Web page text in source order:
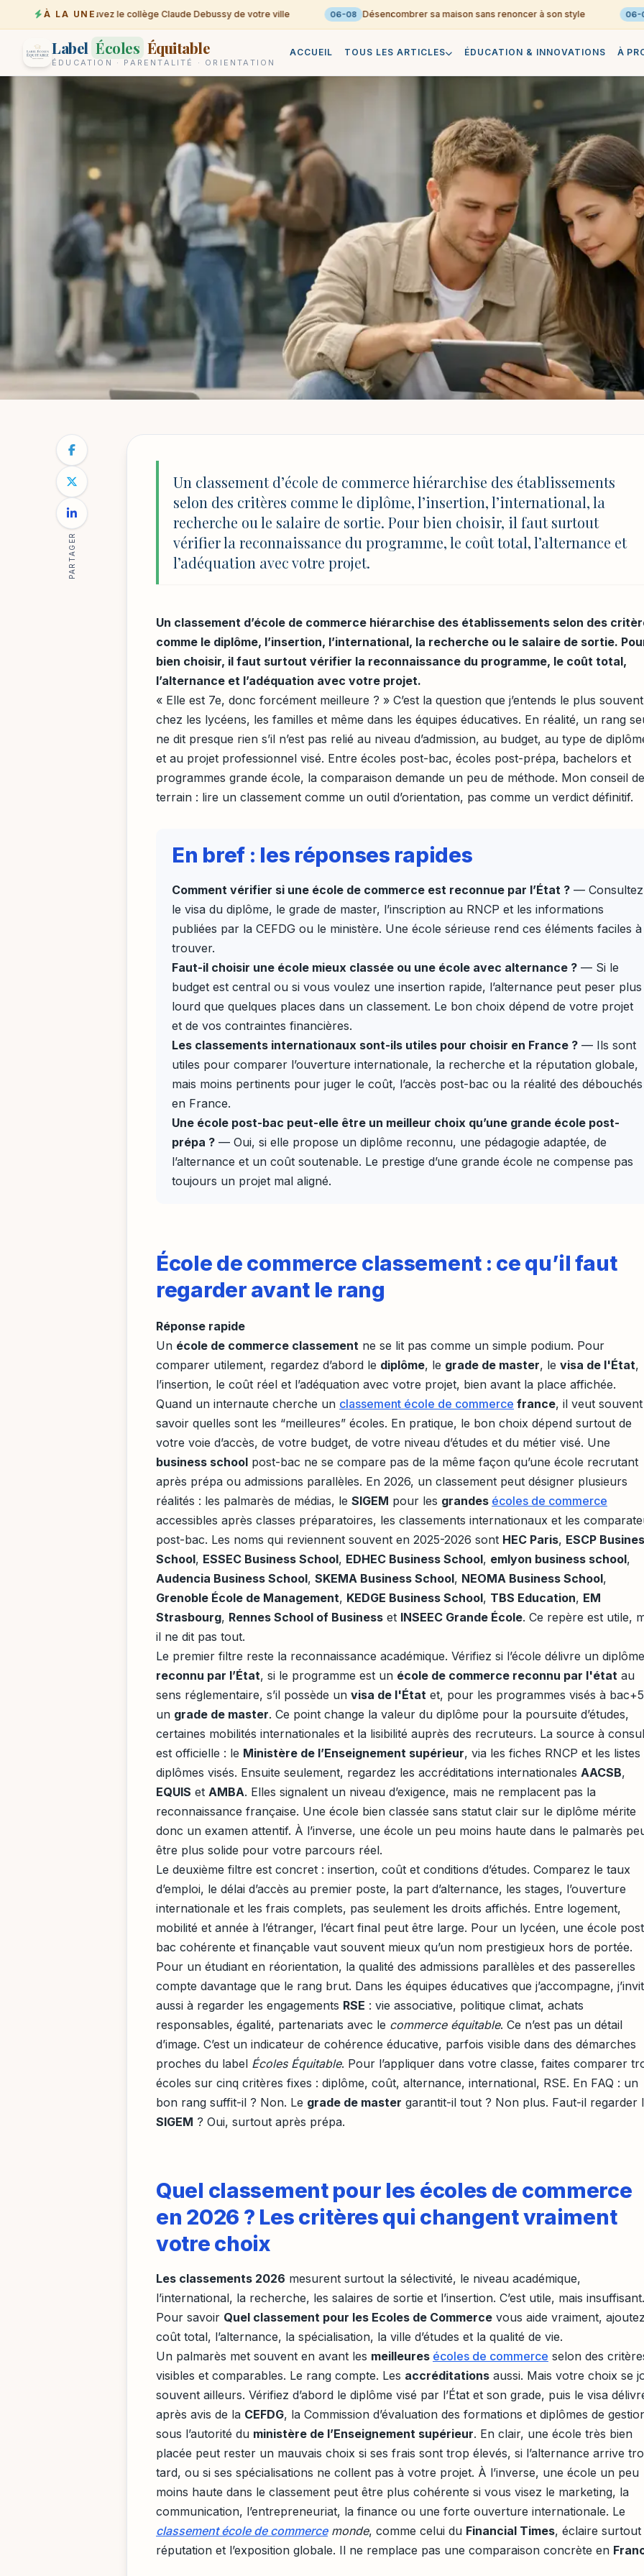
À LA UNE
07-08 Trouvez le collège Claude Debussy de votre ville 06-08 Désencombrer sa maison sans renoncer à son style 06-08
Label Écoles Équitable
ÉDUCATION · PARENTALITÉ · ORIENTATION
ACCUEIL TOUS LES ARTICLES ÉDUCATION & INNOVATIONS À
NOTRE BLOG
École de commerce classement :
bien comparer en 2026
6 mai 2026 21 min de lecture MAJ 4 août 2026 à 17:03
PARTAGER
Un classement d’école de commerce hiérarchise des établissements
selon des critères comme le diplôme, l’insertion, l’international, la
recherche ou le salaire de sortie. Pour bien choisir, il faut surtout
vérifier la reconnaissance du programme, le coût total, l’alternance et
l’adéquation avec votre projet.
Un classement d’école de commerce hiérarchise des établissements selon des
comme le diplôme, l’insertion, l’international, la recherche ou le salaire de sortie.
bien choisir, il faut surtout vérifier la reconnaissance du programme, le coût total,
l’alternance et l’adéquation avec votre projet.
« Elle est 7e, donc forcément meilleure ? » C’est la question que j’entends le plus souvent
chez les lycéens, les familles et même dans les équipes éducatives. En réalité, un rang
ne dit presque rien s’il n’est pas relié au niveau d’admission, au budget, au type de
et au projet professionnel visé. Entre écoles post-bac, écoles post-prépa, bachelors et
programmes grande école, la comparaison demande un peu de méthode. Mon conseil de
terrain : lire un classement comme un outil d’orientation, pas comme un verdict définitif.
En bref : les réponses rapides
Comment vérifier si une école de commerce est reconnue par l’État ? — Consultez
le visa du diplôme, le grade de master, l’inscription au RNCP et les informations
publiées par la CEFDG ou le ministère. Une école sérieuse rend ces éléments faciles à
trouver.
Faut-il choisir une école mieux classée ou une école avec alternance ? — Si le
budget est central ou si vous voulez une insertion rapide, l’alternance peut peser plus
lourd que quelques places dans un classement. Le bon choix dépend de votre projet
et de vos contraintes financières.
Les classements internationaux sont-ils utiles pour choisir en France ? — Ils sont
utiles pour comparer l’ouverture internationale, la recherche et la réputation globale,
mais moins pertinents pour juger le coût, l’accès post-bac ou la réalité des débouchés
en France.
Une école post-bac peut-elle être un meilleur choix qu’une grande école post-
prépa ? — Oui, si elle propose un diplôme reconnu, une pédagogie adaptée, de
l’alternance et un coût soutenable. Le prestige d’une grande école ne compense pas
toujours un projet mal aligné.
École de commerce classement : ce qu’il faut
regarder avant le rang
Réponse rapide
Un école de commerce classement ne se lit pas comme un simple podium. Pour
comparer utilement, regardez d’abord le diplôme, le grade de master, le visa de l'État,
l’insertion, le coût réel et l’adéquation avec votre projet, bien avant la place affichée.
Quand un internaute cherche un classement école de commerce france, il veut souvent
savoir quelles sont les “meilleures” écoles. En pratique, le bon choix dépend surtout de
votre voie d’accès, de votre budget, de votre niveau d’études et du métier visé. Une
business school post-bac ne se compare pas de la même façon qu’une école recrutant
après prépa ou admissions parallèles. En 2026, un classement peut désigner plusieurs
réalités : les palmarès de médias, le SIGEM pour les grandes écoles de commerce
accessibles après classes préparatoires, les classements internationaux et les
post-bac. Les noms qui reviennent souvent en 2025-2026 sont HEC Paris, ESCP
School, ESSEC Business School, EDHEC Business School, emlyon business school,
Audencia Business School, SKEMA Business School, NEOMA Business School,
Grenoble École de Management, KEDGE Business School, TBS Education, EM
Strasbourg, Rennes School of Business et INSEEC Grande École. Ce repère est utile,
il ne dit pas tout.
Le premier filtre reste la reconnaissance académique. Vérifiez si l’école délivre un diplôme
reconnu par l’État, si le programme est un école de commerce reconnu par l'état au
sens réglementaire, s’il possède un visa de l'État et, pour les programmes visés à
un grade de master. Ce point change la valeur du diplôme pour la poursuite d’études,
certaines mobilités internationales et la lisibilité auprès des recruteurs. La source à
est officielle : le Ministère de l’Enseignement supérieur, via les fiches RNCP et les listes
diplômes visés. Ensuite seulement, regardez les accréditations internationales AACSB,
EQUIS et AMBA. Elles signalent un niveau d’exigence, mais ne remplacent pas la
reconnaissance française. Une école bien classée sans statut clair sur le diplôme mérite
donc un examen attentif. À l’inverse, une école un peu moins haute dans le palmarès
être plus solide pour votre parcours réel.
Le deuxième filtre est concret : insertion, coût et conditions d’études. Comparez le taux
d’emploi, le délai d’accès au premier poste, la part d’alternance, les stages, l’ouverture
internationale et les frais complets, pas seulement les droits affichés. Entre logement,
mobilité et année à l’étranger, l’écart final peut être large. Pour un lycéen, une école
bac cohérente et finançable vaut souvent mieux qu’un nom prestigieux hors de portée.
Pour un étudiant en réorientation, la qualité des admissions parallèles et des passerelles
compte davantage que le rang brut. Dans les équipes éducatives que j’accompagne,
aussi à regarder les engagements RSE : vie associative, politique climat, achats
responsables, égalité, partenariats avec le commerce équitable. Ce n’est pas un détail
d’image. C’est un indicateur de cohérence éducative, parfois visible dans des démarches
proches du label Écoles Équitable. Pour l’appliquer dans votre classe, faites comparer
écoles sur cinq critères fixes : diplôme, coût, alternance, international, RSE. En FAQ : un
bon rang suffit-il ? Non. Le grade de master garantit-il tout ? Non plus. Faut-il regarder
SIGEM ? Oui, surtout après prépa.
Quel classement pour les écoles de commerce
en 2026 ? Les critères qui changent vraiment
votre choix
Les classements 2026 mesurent surtout la sélectivité, le niveau académique,
l’international, la recherche, les salaires de sortie et l’insertion. C’est utile, mais insuffisant.
Pour savoir Quel classement pour les Ecoles de Commerce vous aide vraiment,
coût total, l’alternance, la spécialisation, la ville d’études et la qualité de vie.
Un palmarès met souvent en avant les meilleures écoles de commerce selon des
visibles et comparables. Le rang compte. Les accréditations aussi. Mais votre choix se
souvent ailleurs. Vérifiez d’abord le diplôme visé par l’État et son grade, puis le visa
après avis de la CEFDG, la Commission d’évaluation des formations et diplômes de
sous l’autorité du ministère de l’Enseignement supérieur. En clair, une école très bien
placée peut rester un mauvais choix si ses frais sont trop élevés, si l’alternance arrive
tard, ou si ses spécialisations ne collent pas à votre projet. À l’inverse, une école un peu
moins haute dans le classement peut être plus cohérente si vous visez le marketing, la
communication, l’entrepreneuriat, la finance ou une forte ouverture internationale. Le
classement école de commercemonde, comme celui du Financial Times, éclaire surtout
réputation et l’exposition globale. Il ne remplace pas une comparaison concrète en